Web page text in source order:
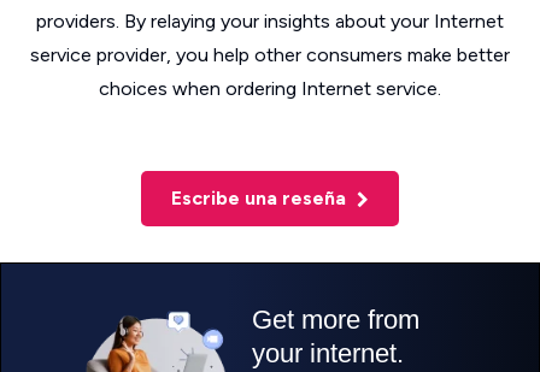
providers. By relaying your insights about your Internet
service provider, you help other consumers make better
choices when ordering Internet service.
Escribe una reseña